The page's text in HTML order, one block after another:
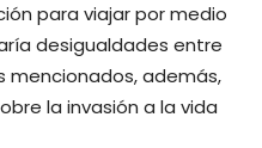
para viajar por medio
desigualdades entre
mencionados, además,
la invasión a la vida